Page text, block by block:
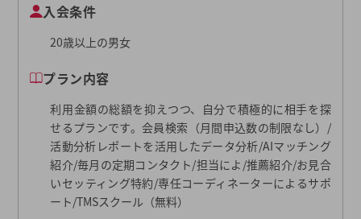
入会条件
20歳以上の男女
プラン内容
利用金額の総額を抑えつつ、自分で積極的に相手を探
せるプランです。会員検索（月間申込数の制限なし）/
活動分析レポートを活用したデータ分析/AIマッチング
紹介/毎月の定期コンタクト/担当によ/推薦紹介/お見合
いセッティング特約/専任コーディネーターによるサポ
ート/TMSスクール（無料）